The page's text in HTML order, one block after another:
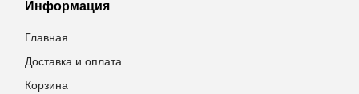
Информация
Главная
Доставка и оплата
Корзина